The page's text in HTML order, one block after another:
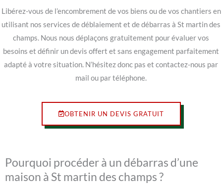
Libérez-vous de l’encombrement de vos biens ou de vos chantiers en
utilisant nos services de déblaiement et de débarras à St martin des
champs. Nous nous déplaçons gratuitement pour évaluer vos
besoins et définir un devis offert et sans engagement parfaitement
adapté à votre situation. N’hésitez donc pas et contactez-nous par
mail ou par téléphone.
OBTENIR UN DEVIS GRATUIT
Pourquoi procéder à un débarras d’une
maison à St martin des champs ?